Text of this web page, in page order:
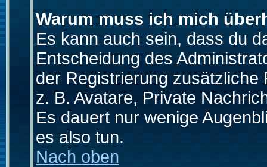
Warum muss ich mich
Es kann auch sein, dass du
Entscheidung des
der Registrierung
z. B. Avatare, Private
Es dauert nur wenige
es also tun.
Nach oben